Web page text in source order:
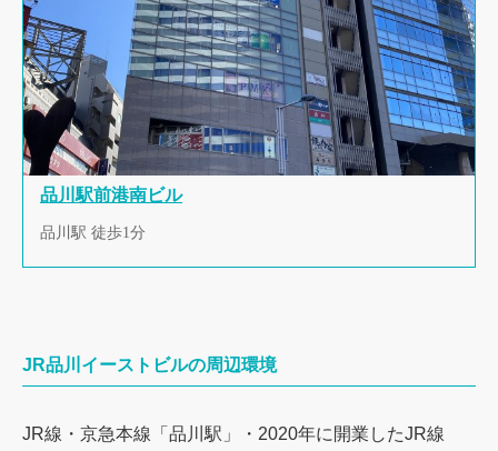
品川駅前港南ビル
品川駅 徒歩1分
JR品川イーストビルの周辺環境
JR線・京急本線「品川駅」・2020年に開業したJR線